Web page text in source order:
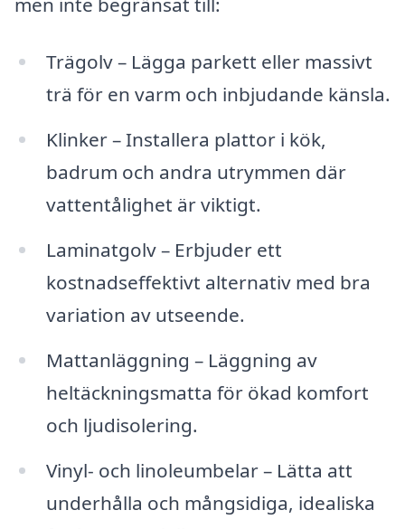
Trägolv – Lägga parkett eller massivt
trä för en varm och inbjudande känsla.
Klinker – Installera plattor i kök,
badrum och andra utrymmen där
vattentålighet är viktigt.
Laminatgolv – Erbjuder ett
kostnadseffektivt alternativ med bra
variation av utseende.
Mattanläggning – Läggning av
heltäckningsmatta för ökad komfort
och ljudisolering.
Vinyl- och linoleumbelar – Lätta att
underhålla och mångsidiga, idealiska